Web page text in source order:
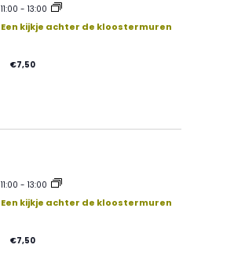
11:00 -13:00
Een kijkje achter de kloostermuren
€7,50
11:00 -13:00
Een kijkje achter de kloostermuren
€7,50